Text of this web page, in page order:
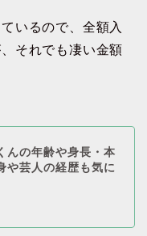
いるので、全額入
それでも凄い金額
んの年齢や身長・本
や芸人の経歴も気に